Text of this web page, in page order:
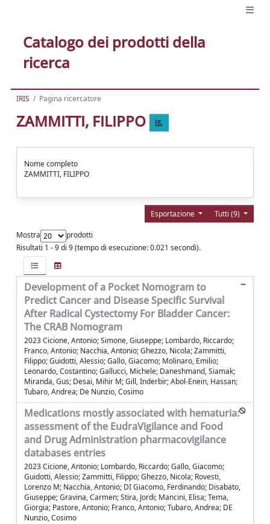
Catalogo dei prodotti della
ricerca
IRIS Pagina ricercatore
ZAMMITTI, FILIPPO
Nome completo
ZAMMITTI, FILIPPO
Tutti (9)
Esportazione
Mostra
prodotti
Risultati 1 - 9 di 9 (tempo di esecuzione: 0.021 secondi).
Development of a Pocket Nomogram to
Predict Cancer and Disease Specific Survival
After Radical Cystectomy For Bladder Cancer:
The CRAB Nomogram
2023 Cicione, Antonio; Simone, Giuseppe; Lombardo, Riccardo;
Franco, Antonio; Nacchia, Antonio; Ghezzo, Nicola; Zammitti,
Filippo; Guidotti, Alessio; Gallo, Giacomo; Molinaro, Emilio;
Leonardo, Costantino; Gallucci, Michele; Daneshmand, Siamak;
Miranda, Gus; Desai, Mihir M; Gill, Inderbir; Abol-Enein, Hassan;
Tubaro, Andrea; De Nunzio, Cosimo
Medications mostly associated with hematuria:
assessment of the EudraVigilance and Food
and Drug Administration pharmacovigilance
databases entries
2023 Cicione, Antonio; Lombardo, Riccardo; Gallo, Giacomo;
Guidotti, Alessio; Zammitti, Filippo; Ghezzo, Nicola; Rovesti,
Lorenzo M; Nacchia, Antonio; DI Giacomo, Ferdinando; Disabato,
Giuseppe; Gravina, Carmen; Stira, Jordi; Mancini, Elisa; Tema,
Giorgia; Pastore, Antonio; Franco, Antonio; Tubaro, Andrea; DE
Nunzio, Cosimo